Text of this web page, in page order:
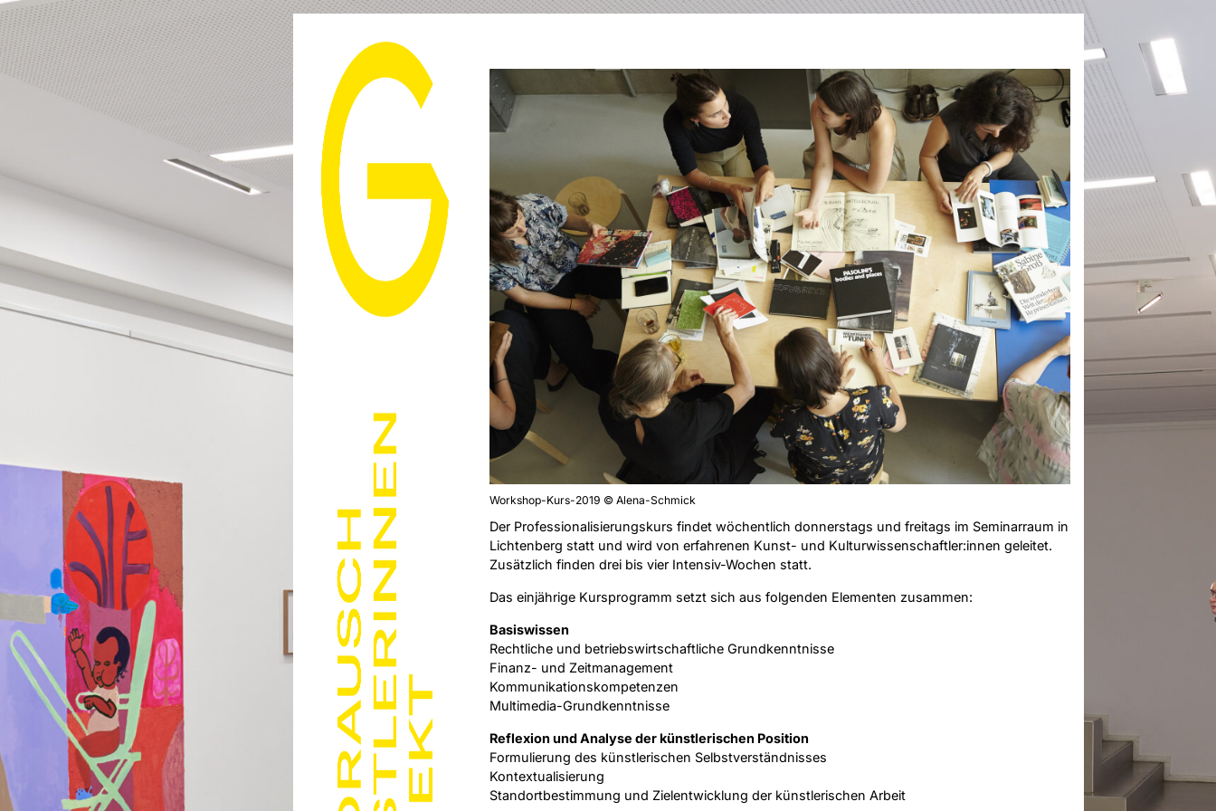
Workshop-Kurs-2019 © Alena-Schmick
Der Professionalisierungskurs findet wöchentlich donnerstags und freitags im Seminarraum in
Lichtenberg statt und wird von erfahrenen Kunst- und Kulturwissenschaftler:innen geleitet.
Zusätzlich finden drei bis vier Intensiv-Wochen statt.
Das einjährige Kursprogramm setzt sich aus folgenden Elementen zusammen:
Basiswissen
Rechtliche und betriebswirtschaftliche Grundkenntnisse
Finanz- und Zeitmanagement
Kommunikationskompetenzen
Multimedia-Grundkenntnisse
Reflexion und Analyse der künstlerischen Position
Formulierung des künstlerischen Selbstverständnisses
Kontextualisierung
Standortbestimmung und Zielentwicklung der künstlerischen Arbeit